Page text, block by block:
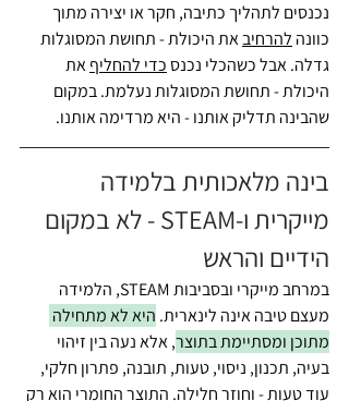
נכנסים לתהליך כתיבה, חקר או יצירה מתוך
כוונה להרחיב את היכולת - תחושת המסוגלות
גדלה. אבל כשהכלי נכנס כדי להחליף את
היכולת - תחושת המסוגלות נעלמת. במקום
שהבינה תדליק אותנו - היא מרדימה אותנו.
בינה מלאכותית בלמידה
מייקרית ו-STEAM - לא במקום
הידיים והראש
במרחב מייקרי ובסביבות STEAM, הלמידה
מעצם טיבה אינה לינארית. היא לא מתחילה
מתוכן ומסתיימת בתוצר, אלא נעה בין זיהוי
בעיה, תכנון, ניסוי, טעות, תובנה, פתרון חלקי,
עוד טעות - וחוזר חלילה. התוצר החומרי הוא רק